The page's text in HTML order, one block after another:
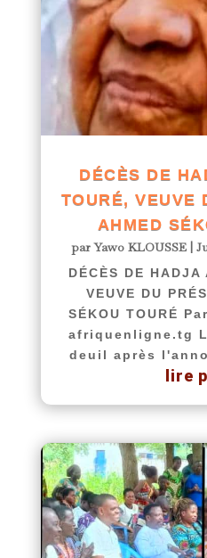
DÉCÈS DE
TOURÉ, VEUVE
AHMED
parYawo KLOUSSE|
DÉCÈS DE HADJA
VEUVE DU
SÉKOU TOURÉ
afriquenligne.tg
deuil après
lire